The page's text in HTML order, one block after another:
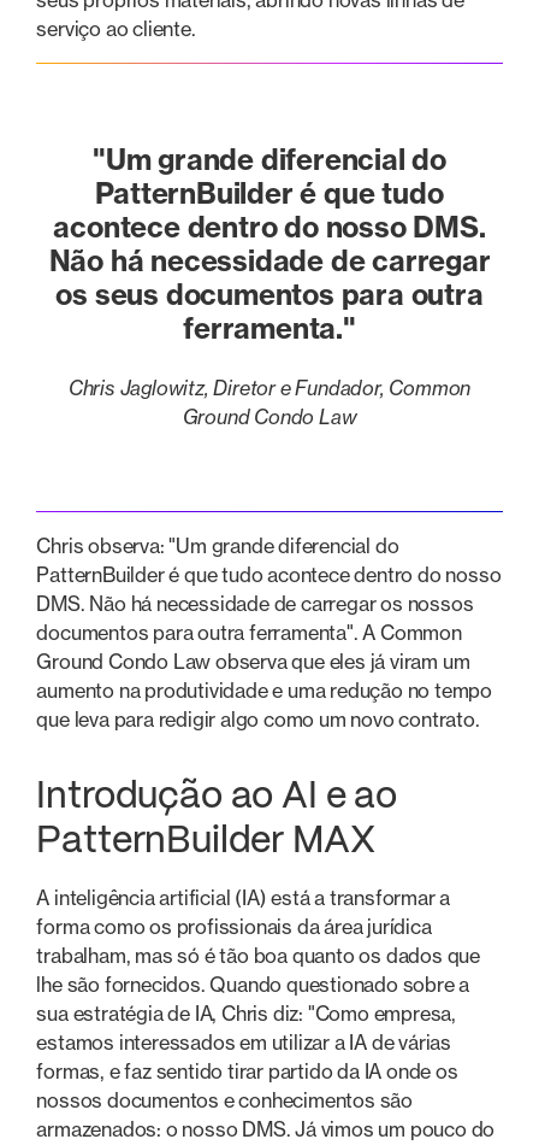
serviço ao cliente.
"Um grande diferencial do
PatternBuilder é que tudo
acontece dentro do nosso DMS.
Não há necessidade de carregar
os seus documentos para outra
ferramenta."
Chris Jaglowitz, Diretor e Fundador, Common
Ground Condo Law
Chris observa: "Um grande diferencial do
PatternBuilder é que tudo acontece dentro do nosso
DMS. Não há necessidade de carregar os nossos
documentos para outra ferramenta". A Common
Ground Condo Law observa que eles já viram um
aumento na produtividade e uma redução no tempo
que leva para redigir algo como um novo contrato.
Introdução ao AI e ao
PatternBuilder MAX
A inteligência artificial (IA) está a transformar a
forma como os profissionais da área jurídica
trabalham, mas só é tão boa quanto os dados que
lhe são fornecidos. Quando questionado sobre a
sua estratégia de IA, Chris diz: "Como empresa,
estamos interessados em utilizar a IA de várias
formas, e faz sentido tirar partido da IA onde os
nossos documentos e conhecimentos são
armazenados: o nosso DMS. Já vimos um pouco do